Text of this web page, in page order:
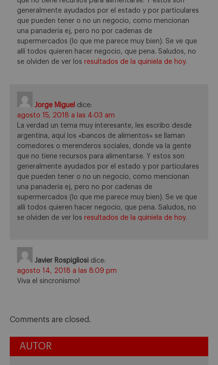
generalmente ayudados por el estado y por particulares
que pueden tener o no un negocio, como mencionan
una panadería ej, pero no por cadenas de
supermercados (lo que me parece muy bien). Se ve que
allí todos quieren hacer negocio, que pena. Saludos, no
se olviden de ver los resultados de la quiniela de hoy.
Jorge Miguel dice:
agosto 15, 2018 a las 4:03 am
La verdad un tema muy interesante, les escribo desde
argentina, aquí los «bancos de alimentos» se llaman
comedores o merenderos sociales, donde va la gente
que no tiene recursos para alimentarse. Y estos son
generalmente ayudados por el estado y por particulares
que pueden tener o no un negocio, como mencionan
una panadería ej, pero no por cadenas de
supermercados (lo que me parece muy bien). Se ve que
allí todos quieren hacer negocio, que pena. Saludos, no
se olviden de ver los resultados de la quiniela de hoy.
Javier Rospigliosi dice:
agosto 14, 2018 a las 8:09 pm
Viva el sincronismo!
Comments are closed.
AUTOR